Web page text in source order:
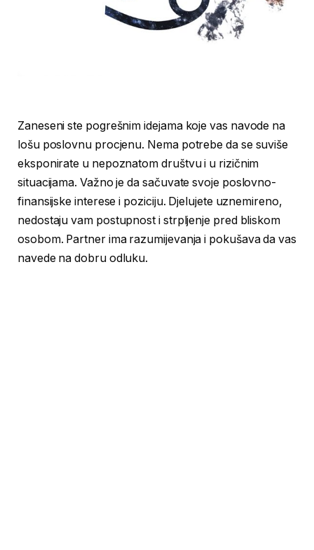
Zaneseni ste pogrešnim idejama koje vas navode na
lošu poslovnu procjenu. Nema potrebe da se suviše
eksponirate u nepoznatom društvu i u rizičnim
situacijama. Važno je da sačuvate svoje poslovno-
finansijske interese i poziciju. Djelujete uznemireno,
nedostaju vam postupnost i strpljenje pred bliskom
osobom. Partner ima razumijevanja i pokušava da vas
navede na dobru odluku.